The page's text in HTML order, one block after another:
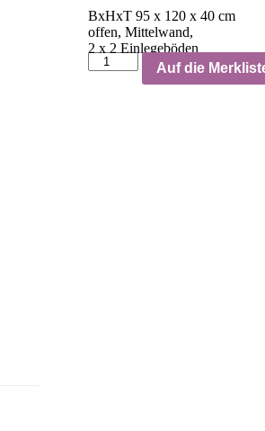
BxHxT 95 x 120 x 40 cm
offen, Mittelwand,
2 x 2 Einlegeböden
Auf die